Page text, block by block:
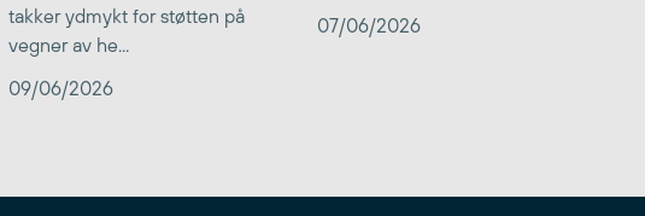
takker ydmykt for støtten på
vegner av he...
09/06/2026
07/06/2026